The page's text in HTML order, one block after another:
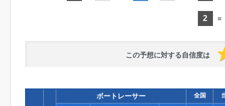
2 =
この予想に対する自信度は
ボートレーサー 全国